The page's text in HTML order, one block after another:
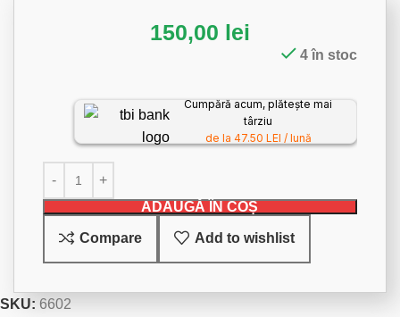
150,00 lei
4 în stoc
ADAUGĂ ÎN COȘ
Cumpără acum, plătește mai
târziu
de la 47.50 LEI / lună
Compare Add to wishlist
SKU: 6602